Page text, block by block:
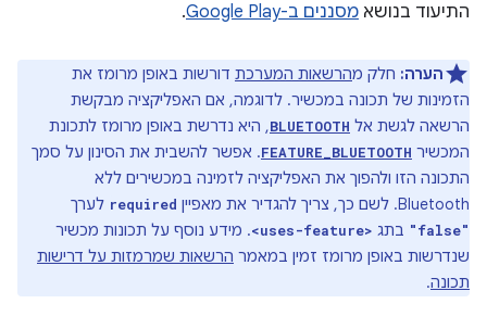
התיעוד בנושא מסננים ב-Google Play .
הערה: חלק מהרשאות המערכת דורשות באופן מרומז את
הזמינות של תכונה במכשיר. לדוגמה, אם האפליקציה מבקשת
הרשאה לגשת אל BLUETOOTH, היא נדרשת באופן מרומז לתכונת
המכשיר FEATURE_BLUETOOTH. אפשר להשבית את הסינון על סמך
התכונה הזו ולהפוך את האפליקציה לזמינה במכשירים ללא
Bluetooth. לשם כך, צריך להגדיר את מאפיין
required לערך
"false" בתג <uses-feature>. מידע נוסף על תכונות מכשיר
שנדרשות באופן מרומז זמין במאמר הרשאות שמרמזות על דרישות
תכונה.